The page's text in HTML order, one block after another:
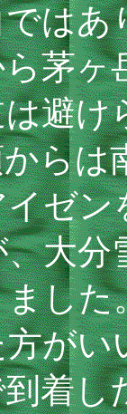
は
茅ヶ
避け
らは
ゼン
大分
した
が
着し